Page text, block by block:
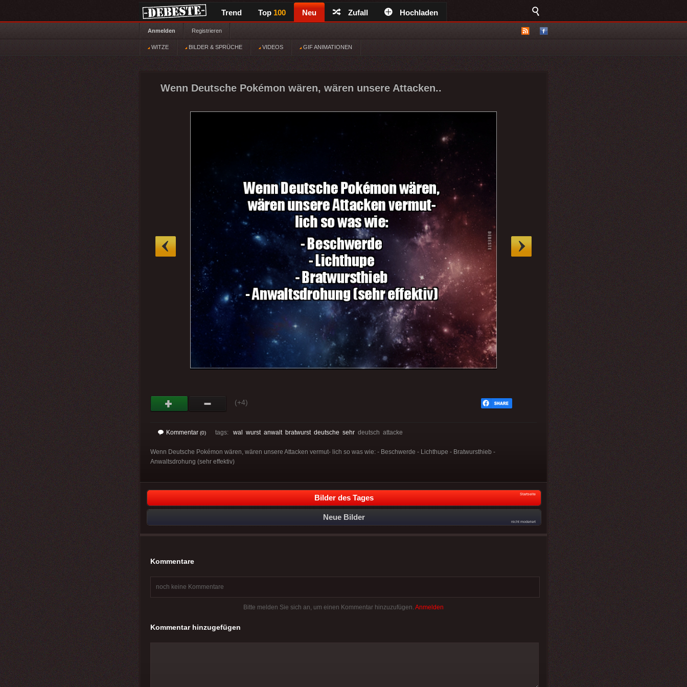
Trend Top 100 Neu Zufall Hochladen
Anmelden Registrieren
WITZE BILDER & SPRÜCHE VIDEOS GIF ANIMATIONEN
Wenn Deutsche Pokémon wären, wären unsere Attacken..
(+4)
Kommentar (0) tags: wal wurst anwalt bratwurst deutsche sehr deutsch attacke
Wenn Deutsche Pokémon wären, wären unsere Attacken vermut- lich so was wie: - Beschwerde - Lichthupe - Bratwursthieb -
Anwaltsdrohung (sehr effektiv)
Bilder des Tages Startseite
Neue Bilder
nicht moderiert
Kommentare
noch keine Kommentare
Bitte melden Sie sich an, um einen Kommentar hinzuzufügen. Anmelden
Kommentar hinzugefügen